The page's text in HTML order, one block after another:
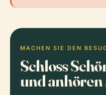
MACHEN SIE DEN
Schloss
und anhören